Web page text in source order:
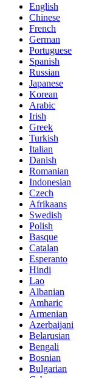
English
Chinese
French
German
Portuguese
Spanish
Russian
Japanese
Korean
Arabic
Irish
Greek
Turkish
Italian
Danish
Romanian
Indonesian
Czech
Afrikaans
Swedish
Polish
Basque
Catalan
Esperanto
Hindi
Lao
Albanian
Amharic
Armenian
Azerbaijani
Belarusian
Bengali
Bosnian
Bulgarian